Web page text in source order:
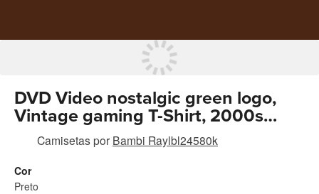
DVD Video nostalgic green logo,
Vintage gaming T-Shirt, 2000s
aesthetic, Retro good shirts tiedye
mugshot shirt breezy shirt Cotton
Menswear
Camisetaspor Bambi Raylbl24580k
Cor
Preto